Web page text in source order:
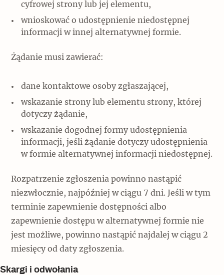
Świat
cyfrowej strony lub jej elementu,
wnioskować o udostępnienie niedostępnej
informacji w innej alternatywnej formie.
Żądanie musi zawierać:
dane kontaktowe osoby zgłaszającej,
wskazanie strony lub elementu strony, której
dotyczy żądanie,
wskazanie dogodnej formy udostępnienia
informacji, jeśli żądanie dotyczy udostępnienia
w formie alternatywnej informacji niedostępnej.
Rozpatrzenie zgłoszenia powinno nastąpić
niezwłocznie, najpóźniej w ciągu 7 dni. Jeśli w tym
terminie zapewnienie dostępności albo
zapewnienie dostępu w alternatywnej formie nie
jest możliwe, powinno nastąpić najdalej w ciągu 2
miesięcy od daty zgłoszenia.
Skargi i odwołania